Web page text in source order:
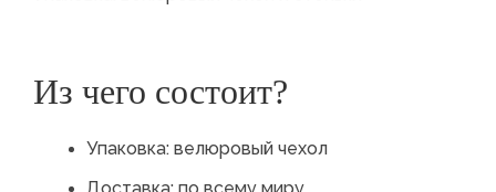
Из чего состоит?
Упаковка: велюровый чехол